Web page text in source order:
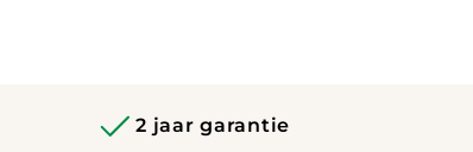
2 jaar garantie